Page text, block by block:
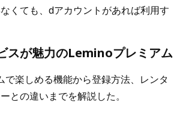
くても、dアカウントがあれば利用す
スが魅力のLeminoプレミアム
楽しめる機能から登録方法、レンタ
との違いまでを解説した。